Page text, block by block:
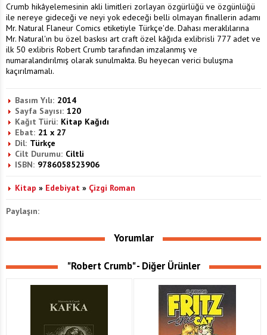
Crumb hikâyelemesinin akli limitleri zorlayan özgürlüğü ve özgünlüğü
ile nereye gideceği ve neyi yok edeceği belli olmayan finallerin adamı
Mr. Natural Flaneur Comics etiketiyle Türkçe'de. Dahası meraklılarına
Mr. Natural'ın bu özel baskısı art craft özel kâğıda exlibrisli 777 adet ve
ilk 50 exlibris Robert Crumb tarafından imzalanmış ve
numaralandırılmış olarak sunulmakta. Bu heyecan verici buluşma
kaçırılmamalı.
Basım Yılı: 2014
Sayfa Sayısı: 120
Kağıt Türü: Kitap Kağıdı
Ebat: 21 x 27
Dil: Türkçe
Cilt Durumu: Ciltli
ISBN: 9786058523906
Kitap » Edebiyat » Çizgi Roman
Paylaşın:
Yorumlar
"Robert Crumb" - Diğer Ürünler